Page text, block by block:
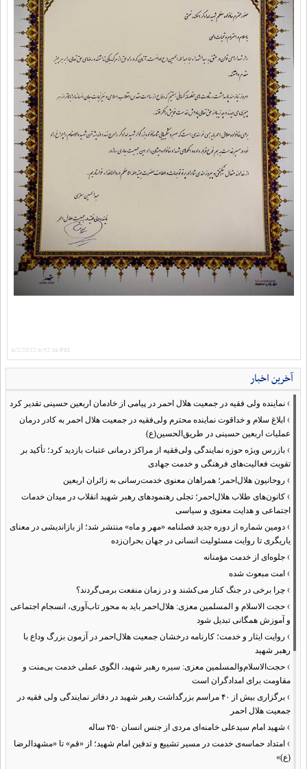
6/2/2022 6:52:16 PM
آخرین اخبار
› نماینده ولی فقیه در جمعیت هلال احمر در پیامی از خادمان اربعین حسینی تقدیر کرد
› ابلاغ سلام و خداقوت نماینده محترم ولی‌فقیه در جمعیت هلال احمر به کادر درمان
عملیات اربعین حسینی در طریق‌الحسین(ع)
› بازرس ویژه حوزه نمایندگی ولی‌فقیه از مراکز درمانی عتبات بازدید کرد؛ تأکید بر
تقویت فعالیت‌های فرهنگی و خدمت جهادی
› روحانیون هلال‌احمر؛ همراهان معنوی خدمت‌رسانی به زائران اربعین
› کانون‌های طلاب هلال‌احمر؛ تجلی رهنمودهای رهبر شهید انقلاب در میدان خدمات
اجتماعی و هدایت معنوی و سیاسی
› دومین شماره از دوره جدید فصلنامه «مهر و ماه» منتشر شد؛ از بازاندیشی در معنای
یاریگری تا روایت مسئولیت انسانی در جهان بحران‌زده
› جلوه‌ای از خدمت مؤمنانه
› امت مبعوث شده
› چرا برخی در جنگ کنار می‌کشند و در زمان منفعت برمی‌گردند؟
› حجت الاسلام و المسلمین معزی: هلال‌احمر باید به محور تاب‌آوری، انسجام اجتماعی
و آموزش همگانی تبدیل شود
› روایت ایثار و خدمت؛ کارنامه درخشان جمعیت هلال‌احمر در آزمون بزرگ وداع با
رهبر شهید
› حجت‌الاسلام‌والمسلمین معزی: سیره رهبر شهید، الگوی عملی خدمت بی‌منت و
مقاومت برای امدادگران است
›
برگزاری بیش از ۴۰ مراسم بزرگداشت رهبر شهید در دفاتر نمایندگی ولی فقیه در
جمعیت هلال احمر
› شهید امام سیدعلی خامنه‌ای مردی از جنس انسان ۲۵۰ ساله
› امتداد حماسه‌ی خدمت در مسیر تشییع و تدفین امام شهید؛ از «قم» تا «مشهدالرضا
(ع)»